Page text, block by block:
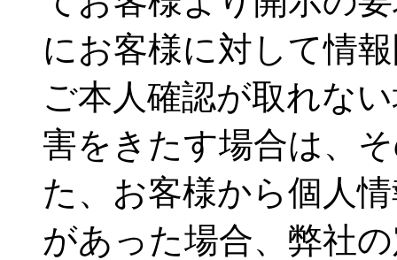
にお客様に対して情
ご本人確認が取れな
害をきたす場合は、
た、お客様から個人
があった場合、弊社